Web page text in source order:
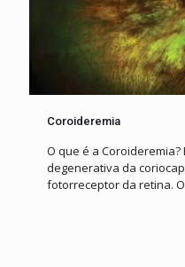
Coroideremia
O que é a
degenerativa da
fotorreceptor da retina.